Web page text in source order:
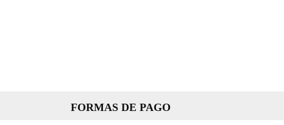
FORMAS DE PAGO